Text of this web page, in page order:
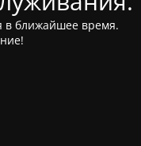
в ближайшее время.